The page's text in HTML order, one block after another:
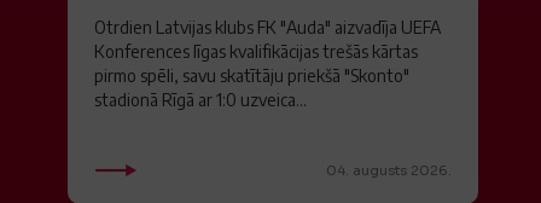
Otrdien Latvijas klubs FK "Auda" aizvadīja UEFA
Konferences līgas kvalifikācijas trešās kārtas
pirmo spēli, savu skatītāju priekšā "Skonto"
stadionā Rīgā ar 1:0 uzveica...
04. augusts 2026.